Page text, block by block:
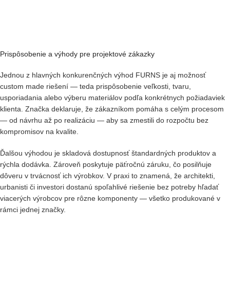
Prispôsobenie a výhody pre projektové zákazky
Jednou z hlavných konkurenčných výhod FURNS je aj možnosť
custom made riešení — teda prispôsobenie veľkosti, tvaru,
usporiadania alebo výberu materiálov podľa konkrétnych požiadaviek
klienta. Značka deklaruje, že zákazníkom pomáha s celým procesom
— od návrhu až po realizáciu — aby sa zmestili do rozpočtu bez
kompromisov na kvalite.
Ďalšou výhodou je skladová dostupnosť štandardných produktov a
rýchla dodávka. Zároveň poskytuje päťročnú záruku, čo posilňuje
dôveru v trvácnosť ich výrobkov. V praxi to znamená, že architekti,
urbanisti či investori dostanú spoľahlivé riešenie bez potreby hľadať
viacerých výrobcov pre rôzne komponenty — všetko produkované v
rámci jednej značky.